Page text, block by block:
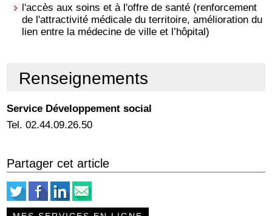
l'accès aux soins et à l'offre de santé (renforcement
de l'attractivité médicale du territoire, amélioration du
lien entre la médecine de ville et l’hôpital)
Renseignements
Service Développement social
Tel. 02.44.09.26.50
Partager cet article